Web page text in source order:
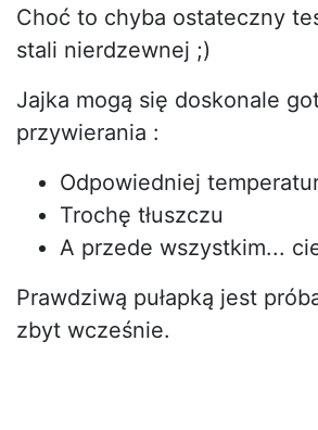
Choć to chyba ostateczny
stali nierdzewnej ;)
Jajka mogą się doskonale
przywierania :
Odpowiedniej
Trochę tłuszczu
A przede wszystkim...
Prawdziwą pułapką jest
zbyt wcześnie.